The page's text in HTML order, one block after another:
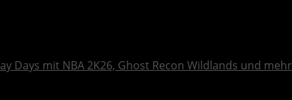
Days mit NBA 2K26, Ghost Recon Wildlands und mehr